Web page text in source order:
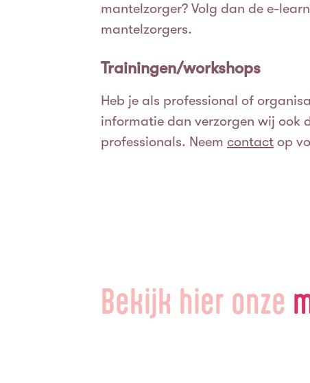
mantelzorger? Volg dan de e-
mantelzorgers.
Trainingen/workshops
Heb je als professional of
informatie dan verzorgen wij ook
professionals. Neem contact op
Bekijk hier onze